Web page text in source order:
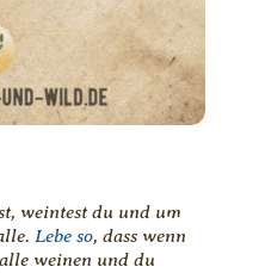
weintest du und um
Lebe so, dass wenn
weinen und du